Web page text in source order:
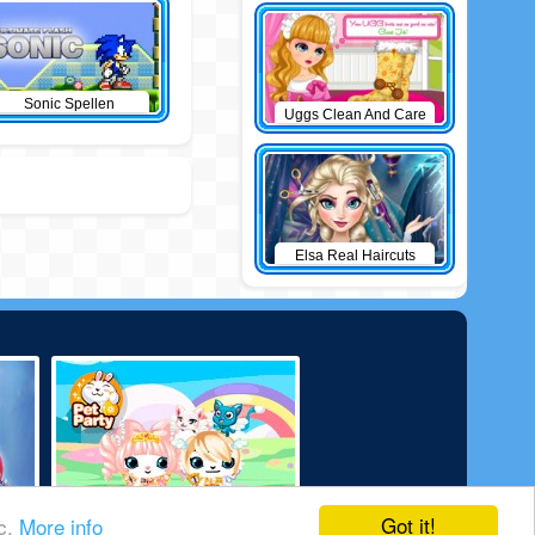
Got it!
More info
Sonic Spellen
Uggs Clean And Care
Elsa Real Haircuts